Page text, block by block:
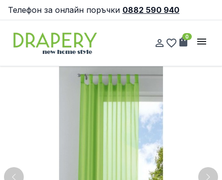
Телефон за онлайн поръчки 0882 590 940
person_outline favorite_border shopping_bag
0 menu